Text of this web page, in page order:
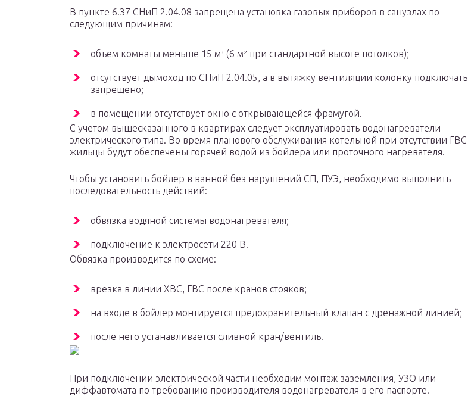
В пункте 6.37 СНиП 2.04.08 запрещена установка газовых приборов в санузлах по
следующим причинам:
объем комнаты меньше 15 м³ (6 м² при стандартной высоте потолков);
отсутствует дымоход по СНиП 2.04.05, а в вытяжку вентиляции колонку подключать
запрещено;
в помещении отсутствует окно с открывающейся фрамугой.
С учетом вышесказанного в квартирах следует эксплуатировать водонагреватели
электрического типа. Во время планового обслуживания котельной при отсутствии ГВС
жильцы будут обеспечены горячей водой из бойлера или проточного нагревателя.
Чтобы установить бойлер в ванной без нарушений СП, ПУЭ, необходимо выполнить
последовательность действий:
обвязка водяной системы водонагревателя;
подключение к электросети 220 В.
Обвязка производится по схеме:
врезка в линии ХВС, ГВС после кранов стояков;
на входе в бойлер монтируется предохранительный клапан с дренажной линией;
после него устанавливается сливной кран/вентиль.
При подключении электрической части необходим монтаж заземления, УЗО или
диффавтомата по требованию производителя водонагревателя в его паспорте.